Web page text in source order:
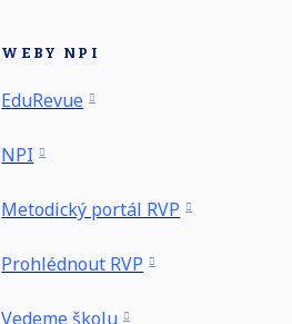
WEBY NPI
EduRevue
NPI
Metodický portál RVP
Prohlédnout RVP
Vedeme školu